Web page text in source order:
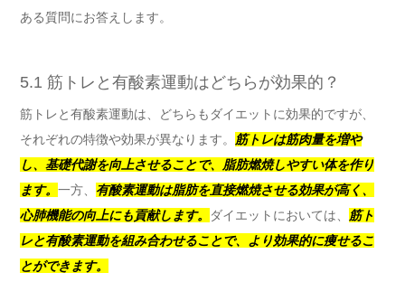
ある質問にお答えします。
5.1 筋トレと有酸素運動はどちらが効果的？
筋トレと有酸素運動は、どちらもダイエットに効果的ですが、
それぞれの特徴や効果が異なります。 筋トレは筋肉量を増や
し、基礎代謝を向上させることで、脂肪燃焼しやすい体を作り
ます。 一方、 有酸素運動は脂肪を直接燃焼させる効果が高く、
心肺機能の向上にも貢献します。
ダイエットにおいては、 筋ト
レと有酸素運動を組み合わせることで、より効果的に痩せるこ
とができます。